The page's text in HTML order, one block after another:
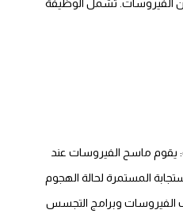
الفيروسات. تشمل الوظيفة
يقوم ماسح الفيروسات عند
المستمرة لحالة الهجوم
الفيروسات وبرامج التجسس